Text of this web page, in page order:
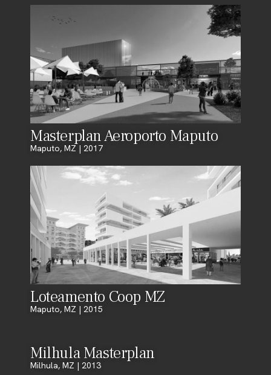
Masterplan Aeroporto Maputo
Maputo, MZ | 2017
Loteamento Coop MZ
Maputo, MZ | 2015
Milhula Masterplan
Milhula, MZ | 2013